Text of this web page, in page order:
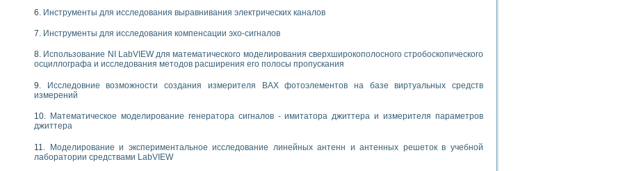
переходных характеристик асинхронных двигателей при пуске
неиндустриальных камер в производственных условиях
стенды
комплексы для вузов, осуществляющих подготовку специалистов по пищевой инженерии
нелинейных резистивных цепей
в процесе изучения специальных дисциплин в технических колледжах
WORKBENCH-MULTISIM для электротехнической подготовки инженеров-неэлектриков
ИНС на основе LabVIEW
Инструменты для исследования выравнивания электрических каналов
Инструменты для исследования компенсации эхо-сигналов
Использование NI LabVIEW для математического моделирования сверхширокополосного стробоскопического
осциллографа и исследования методов расширения его полосы пропускания
Исследовние возможности создания измерителя ВАХ фотоэлементов на базе виртуальных средств
измерений
Математическое моделирование генератора сигналов - имитатора джиттера и измерителя параметров
джиттера
Моделирование и экспериментальное исследование линейных антенн и антенных решеток в учебной
лаборатории средствами LabVIEW